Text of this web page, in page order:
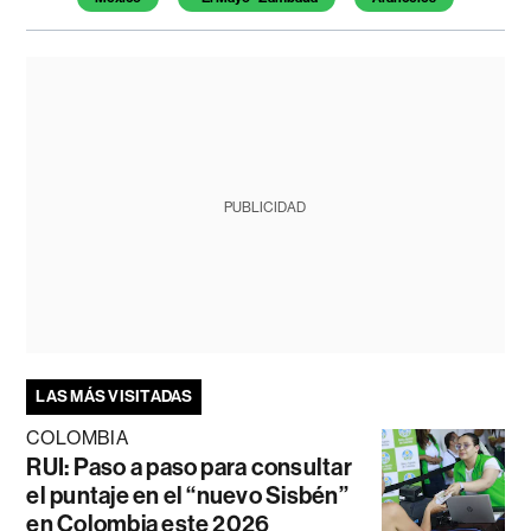
PUBLICIDAD
LAS MÁS VISITADAS
COLOMBIA
RUI: Paso a paso para consultar
el puntaje en el “nuevo Sisbén”
en Colombia este 2026